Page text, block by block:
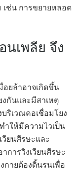
เช่น การขยายหลอด
นเพลีย จึง
อยล้าอาจเกิดขึ้น
งกันและมีสาเหตุ
ริเวณคอเชื่อมโยง
ำให้มีความไวเป็น
วียนศีรษะและ
การวิงเวียนศีรษะ
กายต้องดิ้นรนเพื่อ